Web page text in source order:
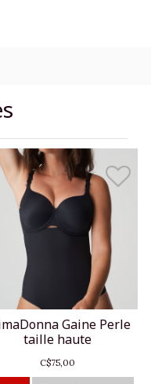
Gaine Perle
taille haute
C$75,00